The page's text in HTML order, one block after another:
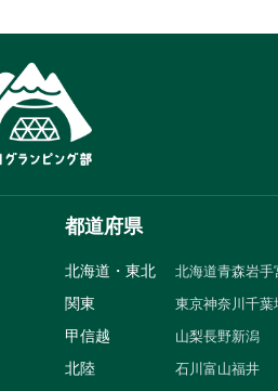
都道府県
北海道・東北 北海道青森岩手
関東 東京神奈川 千葉
甲信越 山梨長野新潟
北陸 石川 富山福井